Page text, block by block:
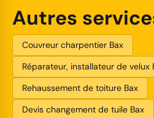
Autres
Couvreur charpentier Bax
Réparateur, installateur de velux
Rehaussement de toiture Bax
Devis changement de tuile Bax